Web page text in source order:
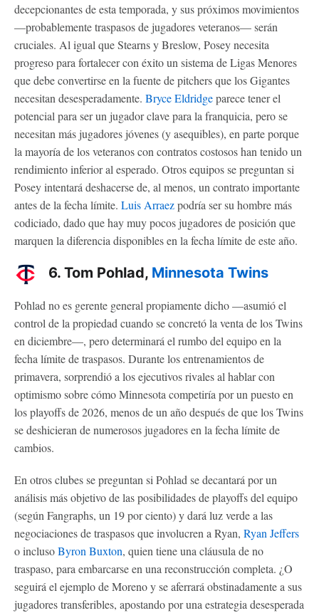
decepcionantes de esta temporada, y sus próximos movimientos
—probablemente traspasos de jugadores veteranos— serán
cruciales. Al igual que Stearns y Breslow, Posey necesita
progreso para fortalecer con éxito un sistema de Ligas Menores
que debe convertirse en la fuente de pitchers que los Gigantes
necesitan desesperadamente. Bryce Eldridgeparece tener el
potencial para ser un jugador clave para la franquicia, pero se
necesitan más jugadores jóvenes (y asequibles), en parte porque
la mayoría de los veteranos con contratos costosos han tenido un
rendimiento inferior al esperado. Otros equipos se preguntan si
Posey intentará deshacerse de, al menos, un contrato importante
antes de la fecha límite. Luis Arraezpodría ser su hombre más
codiciado, dado que hay muy pocos jugadores de posición que
marquen la diferencia disponibles en la fecha límite de este año.
6. Tom Pohlad, Minnesota Twins
Pohlad no es gerente general propiamente dicho —asumió el
control de la propiedad cuando se concretó la venta de los Twins
en diciembre—, pero determinará el rumbo del equipo en la
fecha límite de traspasos. Durante los entrenamientos de
primavera, sorprendió a los ejecutivos rivales al hablar con
optimismo sobre cómo Minnesota competiría por un puesto en
los playoffs de 2026, menos de un año después de que los Twins
se deshicieran de numerosos jugadores en la fecha límite de
cambios.
En otros clubes se preguntan si Pohlad se decantará por un
análisis más objetivo de las posibilidades de playoffs del equipo
(según Fangraphs, un 19 por ciento) y dará luz verde a las
negociaciones de traspasos que involucren a Ryan, Ryan Jeffers
o inclusoByron Buxton, quien tiene una cláusula de no
traspaso, para embarcarse en una reconstrucción completa. ¿O
seguirá el ejemplo de Moreno y se aferrará obstinadamente a sus
jugadores transferibles, apostando por una estrategia desesperada